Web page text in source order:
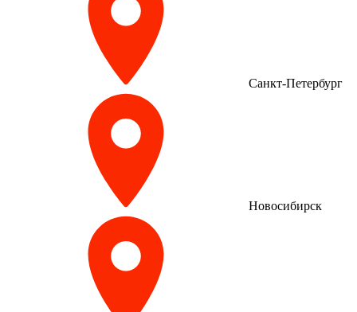
Санкт-Петербург
Новосибирск